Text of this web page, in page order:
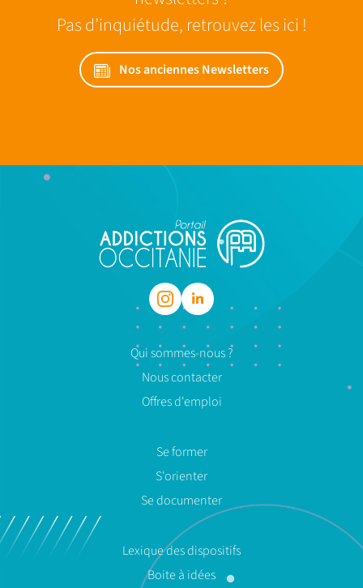
Pas d’inquiétude, retrouvez les ici !
Nos anciennes Newsletters
Qui sommes-nous ?
Nous contacter
Offres d'emploi
Se former
S'orienter
Se documenter
Lexique des dispositifs
Boite à idées